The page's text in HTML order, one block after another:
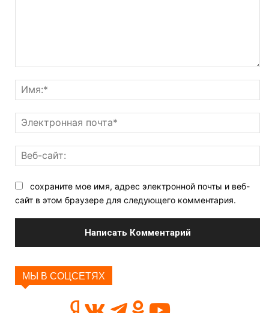
сохраните мое имя, адрес электронной почты и веб-
сайт в этом браузере для следующего комментария.
МЫ В СОЦСЕТЯХ